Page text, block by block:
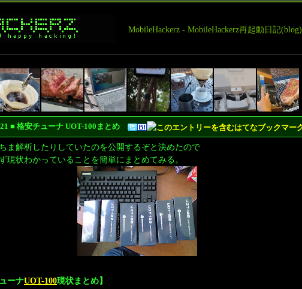
MobileHackerz - MobileHackerz再起動日記(blog)
■ 格安チューナ UOT-100まとめ
ま解析したりしていたのを公開するぞと決めたので
現状わかっていることを簡単にまとめてみる。
ーナUOT-100現状まとめ】